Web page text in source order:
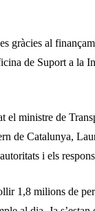
gràcies al
de Suport a la
ministre de
de Catalunya,
i els
1,8 milions de